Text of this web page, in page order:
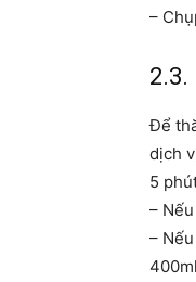
–
2.3.
Để
dịch
5
–
–